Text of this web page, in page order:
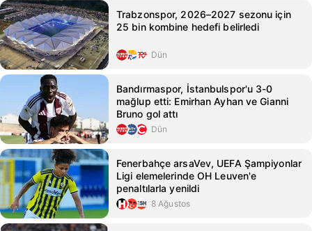
Trabzonspor, 2026–2027 sezonu için
25 bin kombine hedefi belirledi
Dün
Bandırmaspor, İstanbulspor'u 3-0
mağlup etti: Emirhan Ayhan ve Gianni
Bruno gol attı
Dün
Fenerbahçe arsaVev, UEFA Şampiyonlar
Ligi elemelerinde OH Leuven'e
penaltılarla yenildi
8 Ağustos